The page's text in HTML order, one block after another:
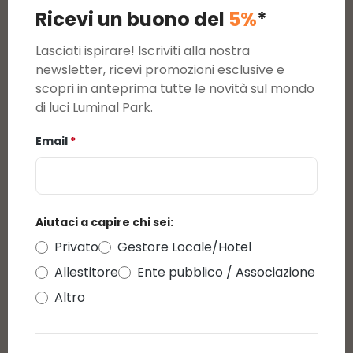
Ricevi un buono del 5%*
Lasciati ispirare! Iscriviti alla nostra
newsletter, ricevi promozioni esclusive e
scopri in anteprima tutte le novità sul mondo
di luci Luminal Park.
Email *
Aiutaci a capire chi sei:
Privato
Gestore Locale/Hotel
Allestitore
Ente pubblico / Associazione
Altro
Visualizza le valutazioni solo nella lingua
corrente.
5 / 5 - Renna galoppante 2D, h 65 cm, gocce
led bianco freddo
Valutazione media di 5 su 5 stelle
5
fantastica la renna che salta da un senso dinamico
allo scenario natalizio